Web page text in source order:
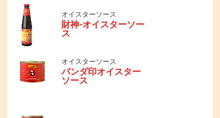
オイスターソース
財神-オイスターソー
ス
オイスターソース
パンダ印オイスター
ソース